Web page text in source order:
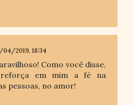
04/2019, 18:34
Como você disse,
reforça em mim a fé na
pessoas, no amor!